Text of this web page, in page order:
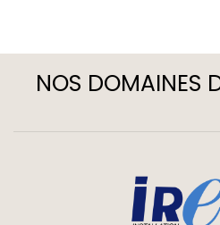
NOS DOMAINES